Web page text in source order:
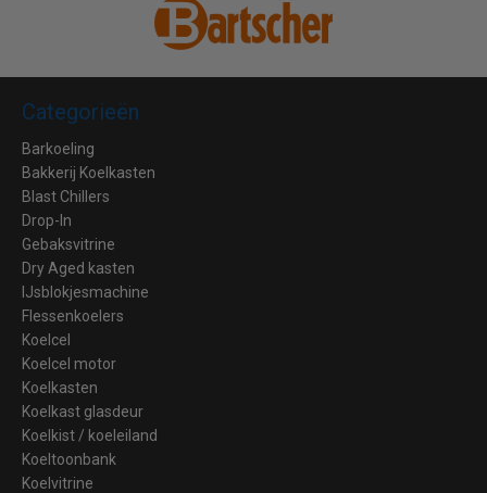
Categorieën
Barkoeling
Bakkerij Koelkasten
Blast Chillers
Drop-In
Gebaksvitrine
Dry Aged kasten
IJsblokjesmachine
Flessenkoelers
Koelcel
Koelcel motor
Koelkasten
Koelkast glasdeur
Koelkist / koeleiland
Koeltoonbank
Koelvitrine